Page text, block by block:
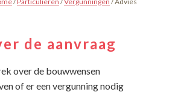
de aanvraag
over de bouwwensen
of er een vergunning nodig